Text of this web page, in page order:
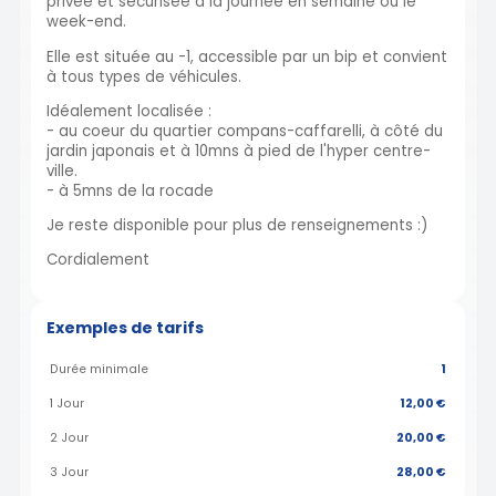
week-end.
Elle est située au -1, accessible par un bip et convient
à tous types de véhicules.
Idéalement localisée :
- au coeur du quartier compans-caffarelli, à côté du
jardin japonais et à 10mns à pied de l'hyper centre-
ville.
- à 5mns de la rocade
Je reste disponible pour plus de renseignements :)
Cordialement
Exemples de tarifs
Durée minimale 1
1 Jour 12,00 €
2 Jour 20,00 €
3 Jour 28,00 €